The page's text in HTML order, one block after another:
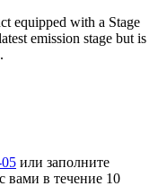
equipped with a Stage
emission stage but is
или заполните
вами в течение 10